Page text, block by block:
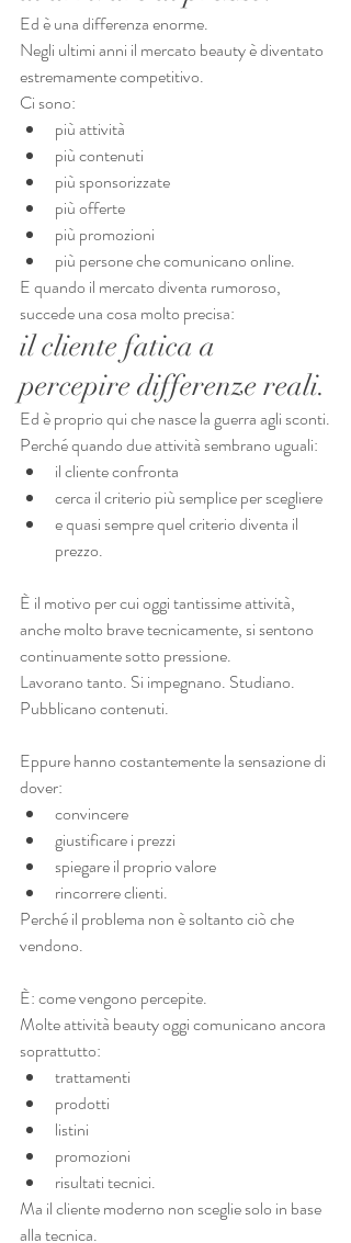
Ed è una differenza enorme.
Negli ultimi anni il mercato beauty è diventato
estremamente competitivo.
Ci sono:
più attività
più contenuti
più sponsorizzate
più offerte
più promozioni
più persone che comunicano online.
E quando il mercato diventa rumoroso,
succede una cosa molto precisa:
il cliente fatica a
percepire differenze reali.
Ed è proprio qui che nasce la guerra agli sconti.
Perché quando due attività sembrano uguali:
il cliente confronta
cerca il criterio più semplice per scegliere
e quasi sempre quel criterio diventa il
prezzo.
È il motivo per cui oggi tantissime attività,
anche molto brave tecnicamente, si sentono
continuamente sotto pressione.
Lavorano tanto. Si impegnano. Studiano.
Pubblicano contenuti.
Eppure hanno costantemente la sensazione di
dover:
convincere
giustificare i prezzi
spiegare il proprio valore
rincorrere clienti.
Perché il problema non è soltanto ciò che
vendono.
È: come vengono percepite.
Molte attività beauty oggi comunicano ancora
soprattutto:
trattamenti
prodotti
listini
promozioni
risultati tecnici.
Ma il cliente moderno non sceglie solo in base
alla tecnica.